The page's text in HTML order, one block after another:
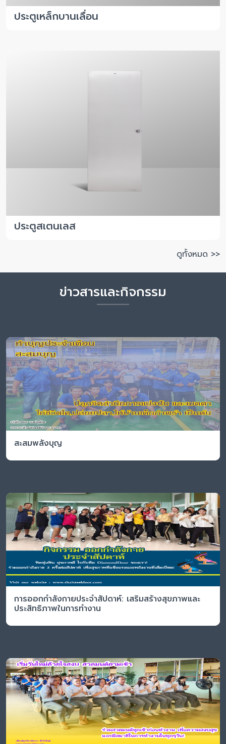
ประตูเหล็กบานเลื่อน
ประตูสเตนเลส
ดูทั้งหมด >>
ข่าวสารและกิจกรรม
สะสมพลังบุญ
การออกกำลังกายประจำสัปดาห์: เสริมสร้างสุขภาพและ
ประสิทธิภาพในการทำงาน